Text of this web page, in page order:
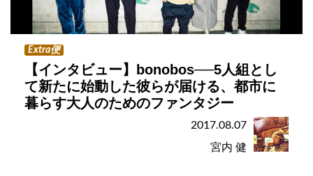
Extra便
【インタビュー】bonobos──5人組とし
て新たに始動した彼らが届ける、都市に
暮らす大人のためのファンタジー
2017.08.07
宮内 健